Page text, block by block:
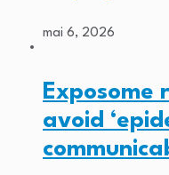
mai 6, 2026
Exposome
avoid